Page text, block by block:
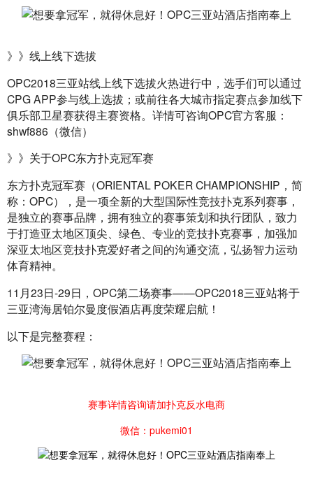
》》线上线下选拔
OPC2018三亚站线上线下选拔火热进行中，选手们可以通过
CPG APP参与线上选拔；或前往各大城市指定赛点参加线下
俱乐部卫星赛获得主赛资格。详情可咨询OPC官方客服：
shwf886（微信）
》》关于OPC东方扑克冠军赛
东方扑克冠军赛（ORIENTAL POKER CHAMPIONSHIP，简
称：OPC），是一项全新的大型国际性竞技扑克系列赛事，
是独立的赛事品牌，拥有独立的赛事策划和执行团队，致力
于打造亚太地区顶尖、绿色、专业的竞技扑克赛事，加强加
深亚太地区竞技扑克爱好者之间的沟通交流，弘扬智力运动
体育精神。
11月23日-29日，OPC第二场赛事——OPC2018三亚站将于
三亚湾海居铂尔曼度假酒店再度荣耀启航！
以下是完整赛程：
赛事详情咨询请加扑克反水电商
微信：pukemi01